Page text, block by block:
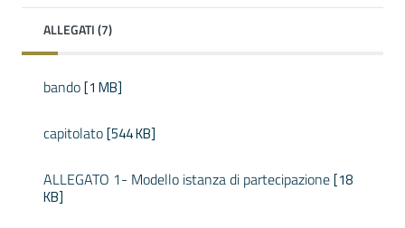
ALLEGATI (7)
bando[1 MB]
capitolato[544 KB]
ALLEGATO 1- Modello istanza di partecipazione[18
KB]